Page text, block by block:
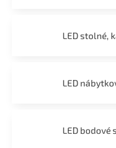
LED stolné,
LED
LED bodové